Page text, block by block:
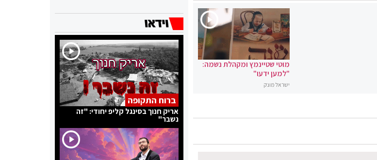
מוטי שטיינמץ ומקהלת נשמה:
"למען ידעו"
ישראל מונק
ברוח התקופה
אריק חנוך בסינגל קליפ יחודי: "זה
נשבר"